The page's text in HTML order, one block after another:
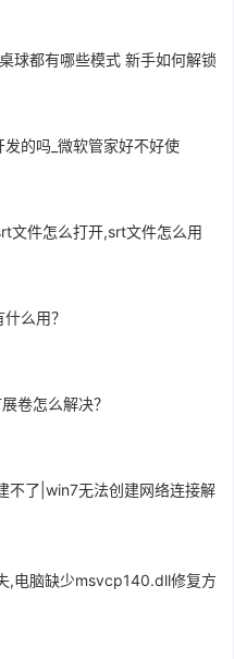
球都有哪些模式 新手如何解锁
的吗_微软管家好不好使
文件怎么打开,srt文件怎么用
么用？
卷怎么解决？
不了|win7无法创建网络连接解
,电脑缺少msvcp140.dll修复方